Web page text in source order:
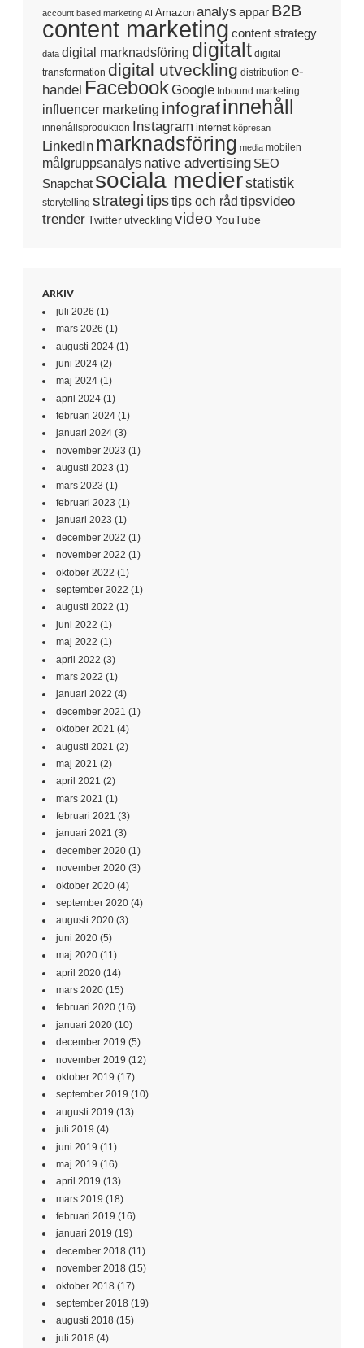
account based marketing AI Amazon analys appar B2B
content marketing content strategy
data digital marknadsföring digitalt digital
transformation digital utveckling distribution e-
handel Facebook Google Inbound marketing
influencer marketing infografinnehåll
innehållsproduktion Instagram internet köpresan
LinkedIn marknadsföring media mobilen
målgruppsanalys native advertising SEO
Snapchat sociala medierstatistik
storytelling strategi tipstips och råd tipsvideo
trenderTwitter utveckling video YouTube
ARKIV
juli 2026 (1)
mars 2026 (1)
augusti 2024 (1)
juni 2024 (2)
maj 2024 (1)
april 2024 (1)
februari 2024 (1)
januari 2024 (3)
november 2023 (1)
augusti 2023 (1)
mars 2023 (1)
februari 2023 (1)
januari 2023 (1)
december 2022 (1)
november 2022 (1)
oktober 2022 (1)
september 2022 (1)
augusti 2022 (1)
juni 2022 (1)
maj 2022 (1)
april 2022 (3)
mars 2022 (1)
januari 2022 (4)
december 2021 (1)
oktober 2021 (4)
augusti 2021 (2)
maj 2021 (2)
april 2021 (2)
mars 2021 (1)
februari 2021 (3)
januari 2021 (3)
december 2020 (1)
november 2020 (3)
oktober 2020 (4)
september 2020 (4)
augusti 2020 (3)
juni 2020 (5)
maj 2020 (11)
april 2020 (14)
mars 2020 (15)
februari 2020 (16)
januari 2020 (10)
december 2019 (5)
november 2019 (12)
oktober 2019 (17)
september 2019 (10)
augusti 2019 (13)
juli 2019 (4)
juni 2019 (11)
maj 2019 (16)
april 2019 (13)
mars 2019 (18)
februari 2019 (16)
januari 2019 (19)
december 2018 (11)
november 2018 (15)
oktober 2018 (17)
september 2018 (19)
augusti 2018 (15)
juli 2018 (4)